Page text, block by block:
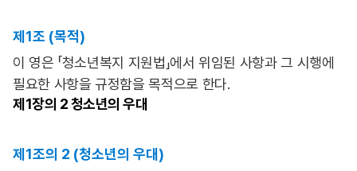
제1조 (목적)
이 영은 「청소년복지 지원법」에서 위임된 사항과 그 시행에
필요한 사항을 규정함을 목적으로 한다.
제1장의 2 청소년의 우대
제1조의 2 (청소년의 우대)